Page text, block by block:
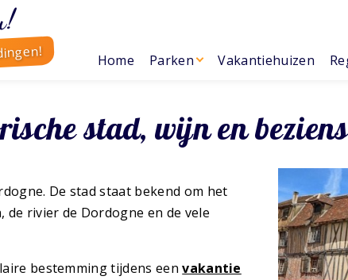
Home Parken Vakantiehuizen
stad, wijn en
De stad staat bekend om het
rivier de Dordogne en de vele
bestemming tijdens eenvakantie